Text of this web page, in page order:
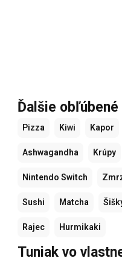
Ďalšie
Pizza Kiwi Kapor
Ashwagandha Krúpy
Nintendo Switch
Sushi Matcha
Rajec Hurmikaki
Tuniak vo